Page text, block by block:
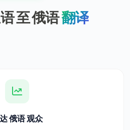
至 俄语翻译
俄语 观众